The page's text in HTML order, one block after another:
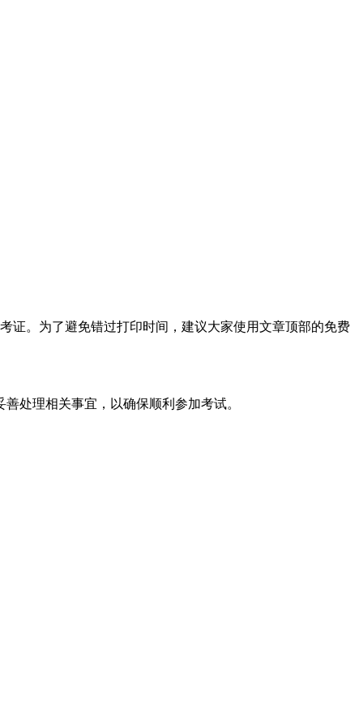
证。为了避免错过打印时间，建议大家使用文章顶部的免费
处理相关事宜，以确保顺利参加考试。